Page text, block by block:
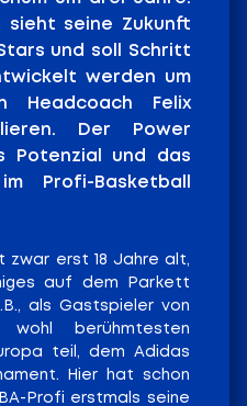
sieht seine Zukunft
und soll Schritt
werden um
Headcoach Felix
Der Power
Potenzial und das
Profi-Basketball
zwar erst 18 Jahre alt,
auf dem Parkett
als Gastspieler von
wohl berühmtesten
teil, dem Adidas
Hier hat schon
Profi erstmals seine